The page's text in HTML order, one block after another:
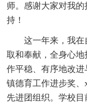
师。感谢大家对我
持！
这一年来，我在
取和奉献，全身心
作平稳、有序地改
镇德育工作进步奖
先进团组织。学校